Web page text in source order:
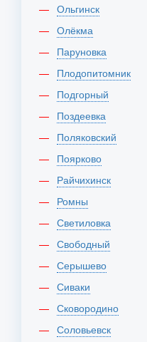
Ольгинск
Олёкма
Паруновка
Плодопитомник
Подгорный
Поздеевка
Поляковский
Поярково
Райчихинск
Ромны
Светиловка
Свободный
Серышево
Сиваки
Сковородино
Соловьевск